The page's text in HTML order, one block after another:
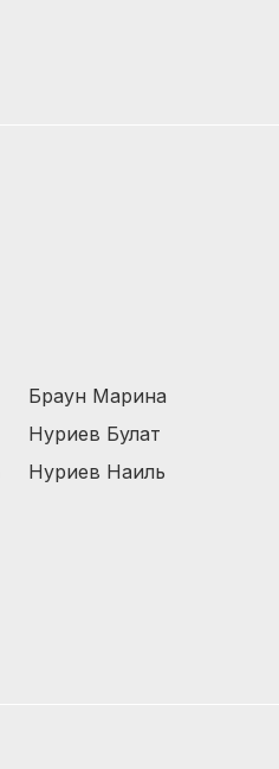
Браун Марина
Нуриев Булат
Нуриев Наиль